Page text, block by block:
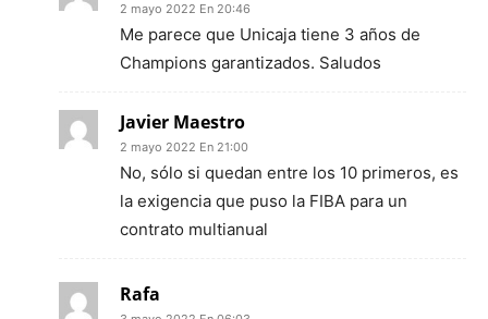
2 mayo 2022 En 20:46
Me parece que Unicaja tiene 3 años de
Champions garantizados. Saludos
Javier Maestro
2 mayo 2022 En 21:00
No, sólo si quedan entre los 10 primeros, es
la exigencia que puso la FIBA para un
contrato multianual
Rafa